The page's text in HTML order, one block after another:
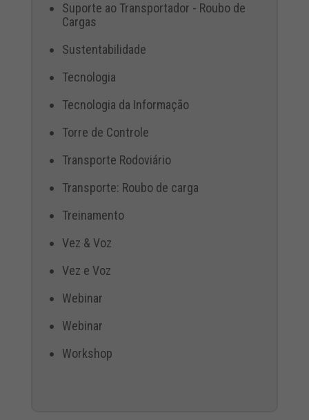
Suporte ao Transportador - Roubo de
Cargas
Sustentabilidade
Tecnologia
Tecnologia da Informação
Torre de Controle
Transporte Rodoviário
Transporte: Roubo de carga
Treinamento
Vez & Voz
Vez e Voz
Webinar
Webinar
Workshop